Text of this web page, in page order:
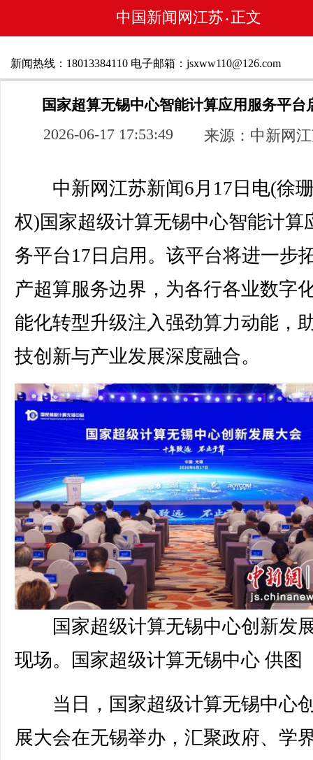
中国新闻网江苏 • 正文
新闻热线：18013384110 电子邮箱：jsxww110@126.com
国家超算无锡中心智能计算应用服务平台
2026-06-17 17:53:49 来源：中新网
中新网江苏新闻6月17日电(徐
权)国家超级计算无锡中心智能计算
务平台17日启用。该平台将进一步
产超算服务边界，为各行各业数字
能化转型升级注入强劲算力动能，
技创新与产业发展深度融合。
国家超级计算无锡中心创新发
现场。国家超级计算无锡中心 供图
当日，国家超级计算无锡中心
展大会在无锡举办，汇聚政府、学